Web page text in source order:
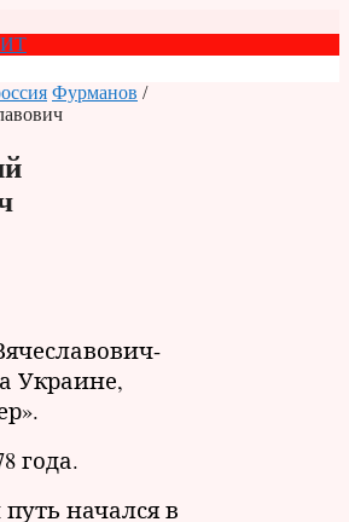
Фурманов /
Украине,
года.
начался в